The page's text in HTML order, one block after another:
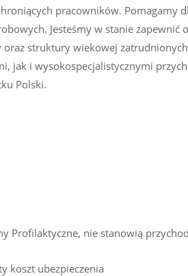
pracowników. Pomagamy
Jesteśmy w stanie zapewnić
struktury wiekowej
jak i wysokospecjalistycznymi
Polski.
Profilaktyczne, nie stanowią
koszt ubezpieczenia